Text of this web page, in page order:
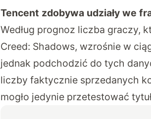
Tencent zdobywa udziały we
Według prognoz liczba graczy,
Creed: Shadows, wzrośnie w
jednak podchodzić do tych
liczby faktycznie sprzedanych
mogło jedynie przetestować